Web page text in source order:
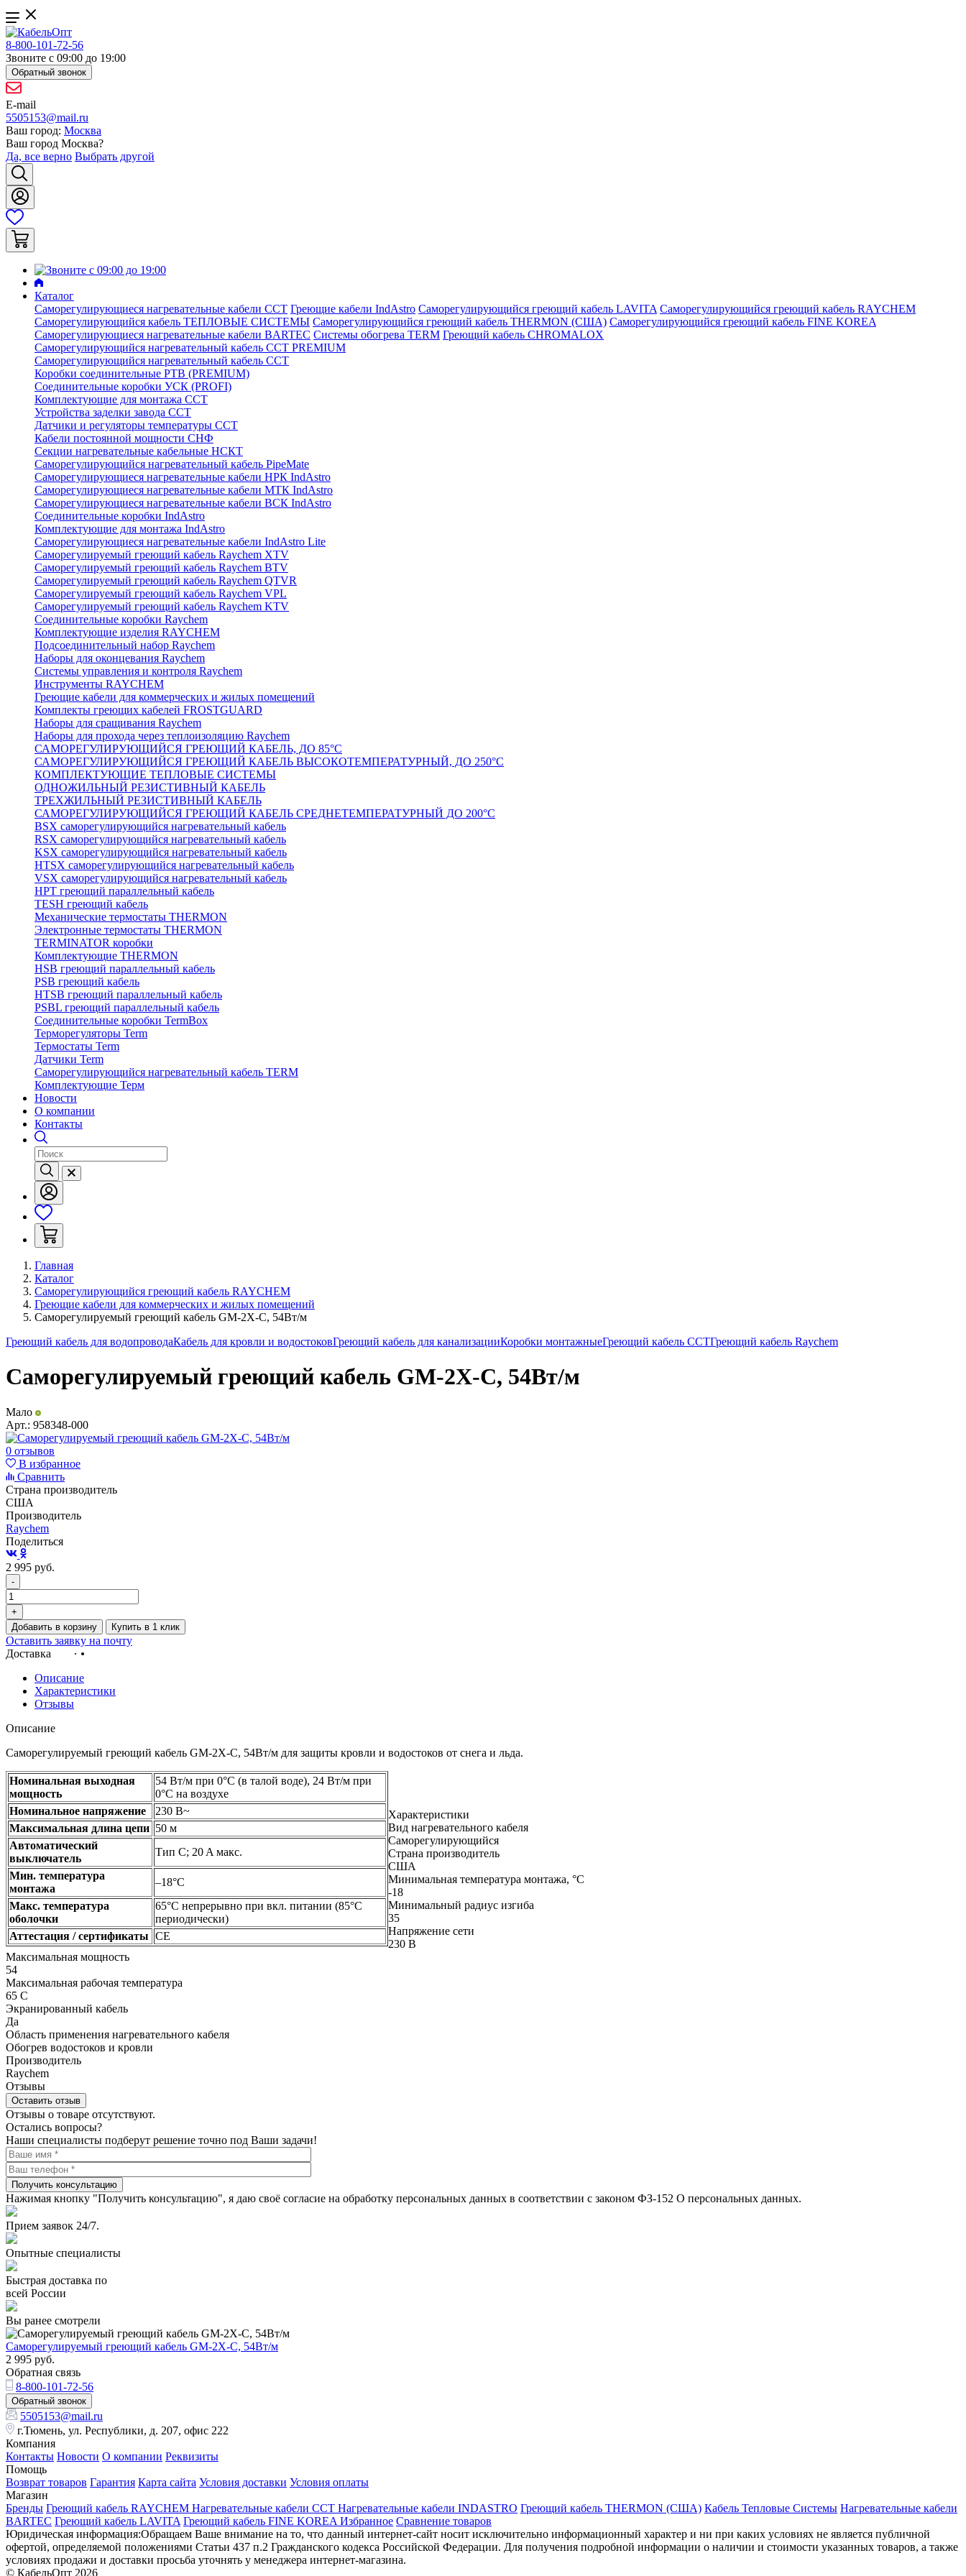
8-800-101-72-56
Звоните с 09:00 до 19:00
Обратный звонок
E-mail
5505153@mail.ru
Ваш город: Москва
Ваш город Москва?
Да, все верно Выбрать другой
Каталог
Саморегулирующиеся нагревательные кабели ССТ Греющие кабели IndAstro Саморегулирующийся греющий кабель LAVITA Саморегулирующийся греющий кабель RAYCHEM
Саморегулирующийся кабель ТЕПЛОВЫЕ СИСТЕМЫ Саморегулирующийся греющий кабель THERMON (США) Саморегулирующийся греющий кабель FINE KOREA
Саморегулирующиеся нагревательные кабели BARTEC Системы обогрева TERM Греющий кабель CHROMALOX
Саморегулирующийся нагревательный кабель ССТ PREMIUM
Саморегулирующийся нагревательный кабель ССТ
Коробки соединительные РТВ (PREMIUM)
Соединительные коробки УСК (PROFI)
Комплектующие для монтажа ССТ
Устройства заделки завода ССТ
Датчики и регуляторы температуры ССТ
Кабели постоянной мощности СНФ
Секции нагревательные кабельные НСКТ
Саморегулирующийся нагревательный кабель PipeMate
Саморегулирующиеся нагревательные кабели НРК IndAstro
Саморегулирующиеся нагревательные кабели МТК IndAstro
Саморегулирующиеся нагревательные кабели ВСК IndAstro
Соединительные коробки IndAstro
Комплектующие для монтажа IndAstro
Саморегулирующиеся нагревательные кабели IndAstro Lite
Саморегулируемый греющий кабель Raychem XTV
Саморегулируемый греющий кабель Raychem BTV
Саморегулируемый греющий кабель Raychem QTVR
Саморегулируемый греющий кабель Raychem VPL
Саморегулируемый греющий кабель Raychem KTV
Соединительные коробки Raychem
Комплектующие изделия RAYCHEM
Подсоединительный набор Raychem
Наборы для оконцевания Raychem
Системы управления и контроля Raychem
Инструменты RAYCHEM
Греющие кабели для коммерческих и жилых помещений
Комплекты греющих кабелей FROSTGUARD
Наборы для сращивания Raychem
Наборы для прохода через теплоизоляцию Raychem
САМОРЕГУЛИРУЮЩИЙСЯ ГРЕЮЩИЙ КАБЕЛЬ, ДО 85°С
САМОРЕГУЛИРУЮЩИЙСЯ ГРЕЮЩИЙ КАБЕЛЬ ВЫСОКОТЕМПЕРАТУРНЫЙ, ДО 250°С
КОМПЛЕКТУЮЩИЕ ТЕПЛОВЫЕ СИСТЕМЫ
ОДНОЖИЛЬНЫЙ РЕЗИСТИВНЫЙ КАБЕЛЬ
ТРЕХЖИЛЬНЫЙ РЕЗИСТИВНЫЙ КАБЕЛЬ
САМОРЕГУЛИРУЮЩИЙСЯ ГРЕЮЩИЙ КАБЕЛЬ СРЕДНЕТЕМПЕРАТУРНЫЙ ДО 200°С
BSX саморегулирующийся нагревательный кабель
RSX саморегулирующийся нагревательный кабель
KSX саморегулирующийся нагревательный кабель
HTSX саморегулирующийся нагревательный кабель
VSX саморегулирующийся нагревательный кабель
НРТ греющий параллельный кабель
TESH греющий кабель
Механические термостаты THERMON
Электронные термостаты THERMON
TERMINATOR коробки
Комплектующие THERMON
HSB греющий параллельный кабель
PSB греющий кабель
HTSB греющий параллельный кабель
PSBL греющий параллельный кабель
Соединительные коробки TermBox
Терморегуляторы Term
Термостаты Term
Датчики Term
Саморегулирующийся нагревательный кабель TERM
Комплектующие Терм
Новости
О компании
Контакты
Главная
Каталог
Саморегулирующийся греющий кабель RAYCHEM
Греющие кабели для коммерческих и жилых помещений
Саморегулируемый греющий кабель GM-2X-С, 54Вт/м
Греющий кабель для водопроводаКабель для кровли и водостоковГреющий кабель для канализацииКоробки монтажныеГреющий кабель ССТГреющий кабель Raychem
Саморегулируемый греющий кабель GM-2X-С, 54Вт/м
Мало
Арт.: 958348-000
0 отзывов
В избранное
Сравнить
Страна производитель
США
Производитель
Raychem
Поделиться
2 995 руб.
-
+
Добавить в корзину
Купить в 1 клик
Оставить заявку на почту
Доставка
Описание
Характеристики
Отзывы
Описание
Саморегулируемый греющий кабель GM-2X-С, 54Вт/м для защиты кровли и водостоков от снега и льда.
Номинальная выходная
мощность
54 Вт/м при 0°C (в талой воде), 24 Вт/м при
0°C на воздухе
Номинальное напряжение
230 В~
Максимальная длина цепи 50 м
Автоматический
выключатель
Тип C; 20 A макс.
Мин. температура
монтажа
–18°C
Макс. температура
оболочки
65°C непрерывно при вкл. питании (85°C
периодически)
Аттестация / сертификаты CE
Характеристики
Вид нагревательного кабеля
Саморегулирующийся
Страна производитель
США
Минимальная температура монтажа, °С
-18
Минимальный радиус изгиба
35
Напряжение сети
230 В
Максимальная мощность
54
Максимальная рабочая температура
65 С
Экранированный кабель
Да
Область применения нагревательного кабеля
Обогрев водостоков и кровли
Производитель
Raychem
Отзывы
Оставить отзыв
Отзывы о товаре отсутствуют.
Остались вопросы?
Наши специалисты подберут решение точно под Ваши задачи!
Получить консультацию
Нажимая кнопку "Получить консультацию", я даю своё согласие на обработку персональных данных в соответствии с законом ФЗ-152 О персональных данных.
Прием заявок 24/7.
Опытные специалисты
Быстрая доставка по
всей России
Вы ранее смотрели
Саморегулируемый греющий кабель GM-2X-С, 54Вт/м
2 995 руб.
Обратная связь
8-800-101-72-56
Обратный звонок
5505153@mail.ru
г.Тюмень, ул. Республики, д. 207, офис 222
Компания
Контакты Новости О компании Реквизиты
Помощь
Возврат товаров Гарантия Карта сайта Условия доставки Условия оплаты
Магазин
Бренды Греющий кабель RAYCHEM Нагревательные кабели ССТ Нагревательные кабели INDASTRO Греющий кабель THERMON (США) Кабель Тепловые Системы Нагревательные кабели
BARTEC Греющий кабель LAVITA Греющий кабель FINE KOREA Избранное Сравнение товаров
Юридическая информация:Обращаем Ваше внимание на то, что данный интернет-сайт носит исключительно информационный характер и ни при каких условиях не является публичной
офертой, определяемой положениями Статьи 437 п.2 Гражданского кодекса Российской Федерации. Для получения подробной информации о наличии и стоимости указанных товаров, а также
условиях продажи и доставки просьба уточнять у менеджера интернет-магазина.
© КабельОпт 2026